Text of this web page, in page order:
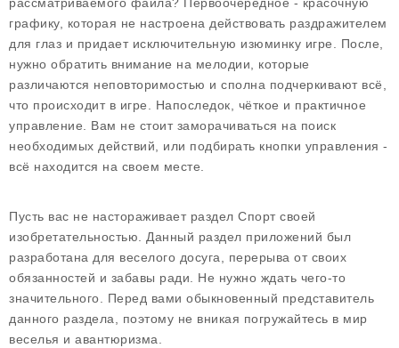
графику, которая не настроена действовать раздражителем
для глаз и придает исключительную изюминку игре. После,
нужно обратить внимание на мелодии, которые
различаются неповторимостью и сполна подчеркивают всё,
что происходит в игре. Напоследок, чёткое и практичное
управление. Вам не стоит заморачиваться на поиск
необходимых действий, или подбирать кнопки управления -
всё находится на своем месте.
Пусть вас не настораживает раздел Спорт своей
изобретательностью. Данный раздел приложений был
разработана для веселого досуга, перерыва от своих
обязанностей и забавы ради. Не нужно ждать чего-то
значительного. Перед вами обыкновенный представитель
данного раздела, поэтому не вникая погружайтесь в мир
веселья и авантюризма.